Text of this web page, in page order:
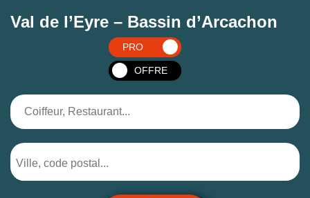
Val de l’Eyre – Bassin d’Arcachon
PRO
OFFRE